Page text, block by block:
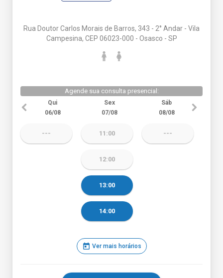
Rua Doutor Carlos Morais de Barros, 343 - 2° Andar - Vila
Campesina, CEP 06023-000 - Osasco - SP
Agende sua consulta presencial:
Qui
06/08
Sex
07/08
Sáb
08/08
--- 11:00
12:00
13:00
14:00
---
today Ver mais horários